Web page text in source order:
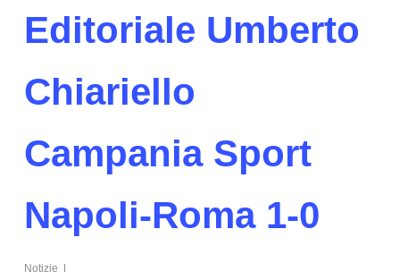
Editoriale Umberto
Chiariello
Campania Sport
Napoli-Roma 1-0
Notizie